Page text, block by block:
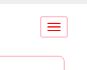
Conmutar